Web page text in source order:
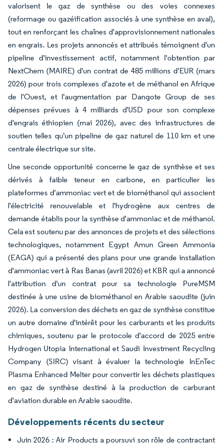
valorisent le gaz de synthèse ou des voies connexes
(reformage ou gazéification associés à une synthèse en aval),
tout en renforçant les chaînes d'approvisionnement nationales
en engrais. Les projets annoncés et attribués témoignent d'un
pipeline d'investissement actif, notamment l'obtention par
NextChem (MAIRE) d'un contrat de 485 millions d'EUR (mars
2026) pour trois complexes d'azote et de méthanol en Afrique
de l'Ouest, et l'augmentation par Dangote Group de ses
dépenses prévues à 4 milliards d'USD pour son complexe
d'engrais éthiopien (mai 2026), avec des infrastructures de
soutien telles qu'un pipeline de gaz naturel de 110 km et une
centrale électrique sur site.
Une seconde opportunité concerne le gaz de synthèse et ses
dérivés à faible teneur en carbone, en particulier les
plateformes d'ammoniac vert et de biométhanol qui associent
l'électricité renouvelable et l'hydrogène aux centres de
demande établis pour la synthèse d'ammoniac et de méthanol.
Cela est soutenu par des annonces de projets et des sélections
technologiques, notamment Egypt Amun Green Ammonia
(EAGA) qui a présenté des plans pour une grande installation
d'ammoniac vert à Ras Banas (avril 2026) et KBR qui a annoncé
l'attribution d'un contrat pour sa technologie PureMSM
destinée à une usine de biométhanol en Arabie saoudite (juin
2026). La conversion des déchets en gaz de synthèse constitue
un autre domaine d'intérêt pour les carburants et les produits
chimiques, soutenu par le protocole d'accord de 2025 entre
Hydrogen Utopia International et Saudi Investment Recycling
Company (SIRC) visant à évaluer la technologie InEnTec
Plasma Enhanced Melter pour convertir les déchets plastiques
en gaz de synthèse destiné à la production de carburant
d'aviation durable en Arabie saoudite.
Développements récents du secteur
Juin 2026 : Air Products a poursuvi son rôle de contractant